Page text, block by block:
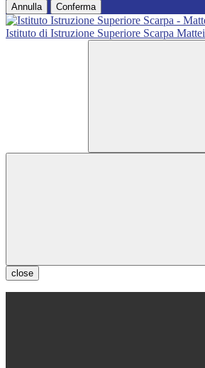
Annulla Conferma
Istituto di Istruzione Superiore Scarpa Mattei
close